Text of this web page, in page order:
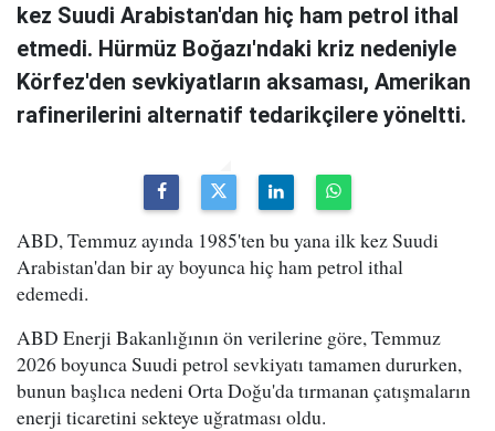
kez Suudi Arabistan'dan hiç ham petrol ithal
etmedi. Hürmüz Boğazı'ndaki kriz nedeniyle
Körfez'den sevkiyatların aksaması, Amerikan
rafinerilerini alternatif tedarikçilere yöneltti.
ABD, Temmuz ayında 1985'ten bu yana ilk kez Suudi
Arabistan'dan bir ay boyunca hiç ham petrol ithal
edemedi.
ABD Enerji Bakanlığının ön verilerine göre, Temmuz
2026 boyunca Suudi petrol sevkiyatı tamamen dururken,
bunun başlıca nedeni Orta Doğu'da tırmanan çatışmaların
enerji ticaretini sekteye uğratması oldu.